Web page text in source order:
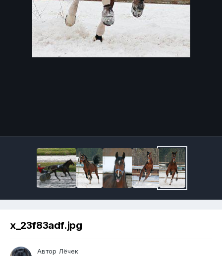
x_23f83adf.jpg
Автор Лёчек